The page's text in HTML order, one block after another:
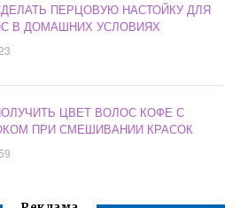
ПЕРЦОВУЮ НАСТОЙКУ ДЛЯ
В ДОМАШНИХ УСЛОВИЯХ
ЦВЕТ ВОЛОС КОФЕ С
ПРИ СМЕШИВАНИИ КРАСОК